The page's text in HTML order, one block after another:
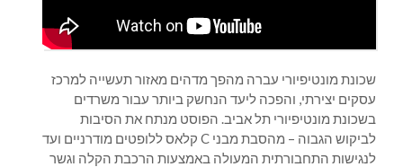
שכונת מונטיפיורי עברה מהפך מדהים מאזור תעשייה למרכז
עסקים יצירתי, והפכה ליעד הנחשק ביותר עבור משרדים
בשכונת מונטיפיורי תל אביב. הפוסט מנתח את הסיבות
לביקוש הגבוה – מהסבת מבני C קלאס ללופטים מודרניים ועד
לנגישות התחבורתית המעולה באמצעות הרכבת הקלה וגשר